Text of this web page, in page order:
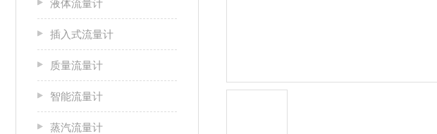
液体流量计
插入式流量计
质量流量计
智能流量计
蒸汽流量计